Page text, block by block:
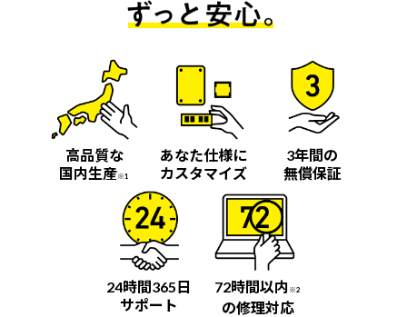
高品質な
国内生産※1
あなた仕様に
カスタマイズ
3年間の
無償保証
24時間365日
サポート
72時間以内 ※2
の修理対応